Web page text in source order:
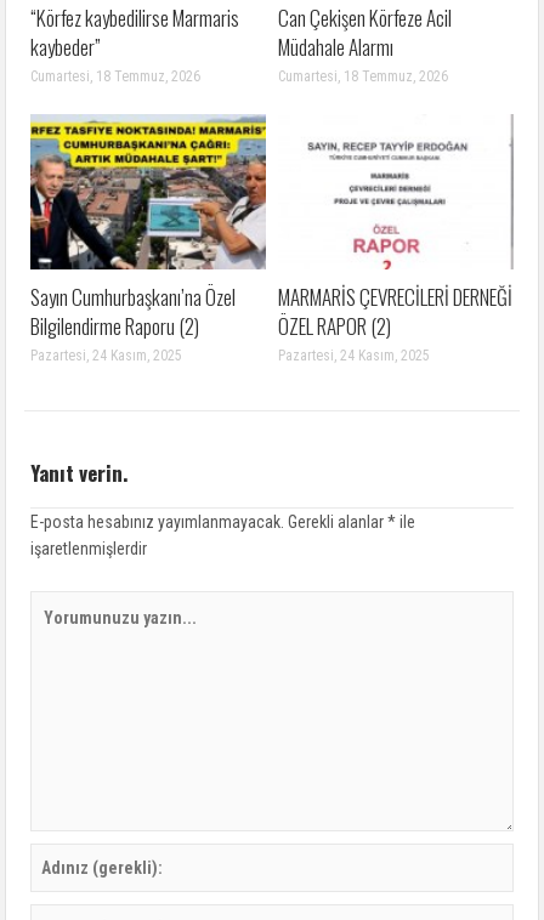
“Körfez kaybedilirse Marmaris
kaybeder”
Cumartesi, 18 Temmuz, 2026
Can Çekişen Körfeze Acil
Müdahale Alarmı
Cumartesi, 18 Temmuz, 2026
Sayın Cumhurbaşkanı’na Özel
Bilgilendirme Raporu (2)
Pazartesi, 24 Kasım, 2025
MARMARİS ÇEVRECİLERİ DERNEĞİ
ÖZEL RAPOR (2)
Pazartesi, 24 Kasım, 2025
Yanıt verin.
E-posta hesabınız yayımlanmayacak. Gerekli alanlar*ile
işaretlenmişlerdir